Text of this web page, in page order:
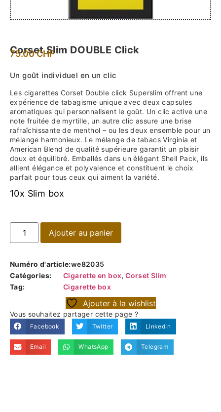
Corset Slim DOUBLE Click
75.00CHF
Un goût individuel en un clic
Les cigarettes Corset Double click Superslim offrent une
expérience de tabagisme unique avec deux capsules
aromatiques qui personnalisent le goût. Un clic active une
note fruitée de myrtille, un autre clic assure une brise
rafraîchissante de menthol – ou les deux ensemble pour un
mélange harmonieux. Le mélange de tabacs Virginia et
American Blend de qualité supérieure garantit un plaisir
doux et équilibré. Emballés dans un élégant Shell Pack, ils
allient élégance et polyvalence et constituent le choix
parfait pour tous ceux qui aiment la variété.
10x Slim box
Ajouter au panier
Numéro d'article:we82035
Catégories:
Cigarette en box,Corset Slim
Tag:
Cigarette box
Ajouter à la wishlist
Vous souhaitez partager cette page ?
Facebook Twitter LinkedIn
Email WhatsApp Telegram